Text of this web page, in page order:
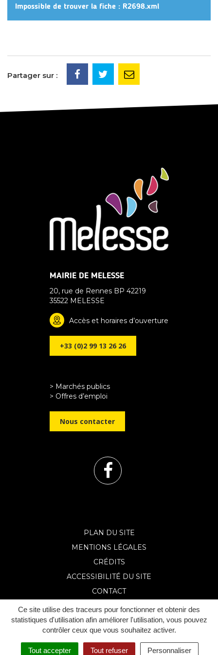
Ce site utilise des traceurs pour fonctionner et obtenir des
statistiques d'utilisation afin améliorer l'utilisation, vous pouvez
contrôler ceux que vous souhaitez activer.
Tout accepter Tout refuser Personnaliser
Impossible de trouver la fiche : R2698.xml
Partager sur :
MAIRIE DE MELESSE
20, rue de Rennes BP 42219
35522 MELESSE
Accès et horaires d’ouverture
+33 (0)2 99 13 26 26
> Marchés publics
> Offres d’emploi
Nous contacter
Lien
le
compte
Facebook
PLAN DU SITE
MENTIONS LÉGALES
CRÉDITS
ACCESSIBILITÉ DU SITE
CONTACT